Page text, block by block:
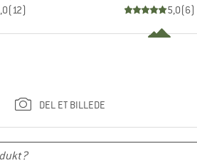
(12) 5,0(6)
DEL ET BILLEDE